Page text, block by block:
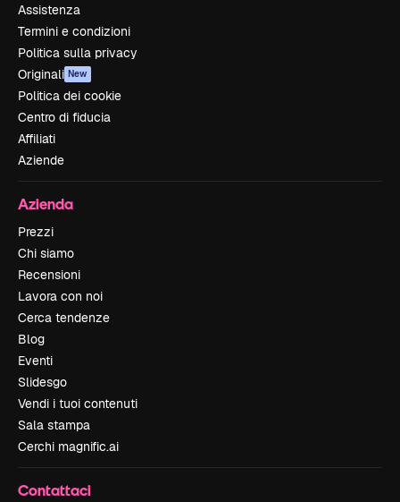
Assistenza
Termini e condizioni
Politica sulla privacy
Originali New
Politica dei cookie
Centro di fiducia
Affiliati
Aziende
Azienda
Prezzi
Chi siamo
Recensioni
Lavora con noi
Cerca tendenze
Blog
Eventi
Slidesgo
Vendi i tuoi contenuti
Sala stampa
Cerchi magnific.ai
Contattaci